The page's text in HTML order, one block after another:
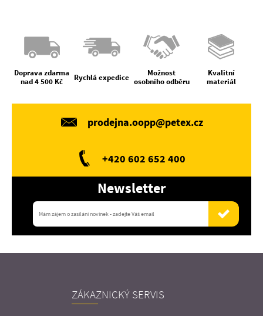
Doprava zdarma
nad 4 500 Kč
Rychlá expedice
Možnost
osobního odběru
Kvalitní
materiál
prodejna.oopp@petex.cz
+420 602 652 400
Newsletter
ZÁKAZNICKÝ SERVIS